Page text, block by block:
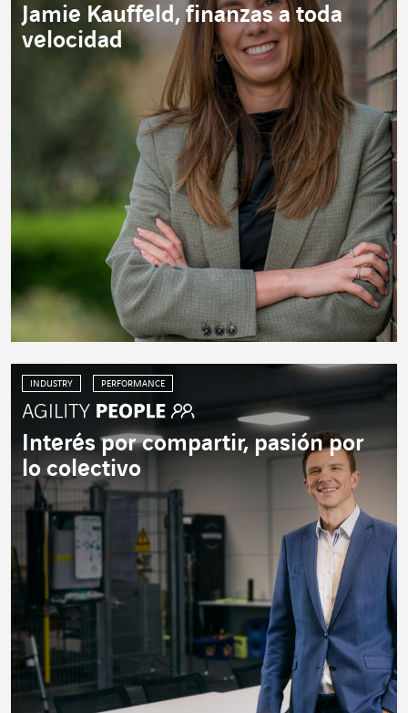
Jamie Kauffeld, finanzas a toda
velocidad
INDUSTRY PERFORMANCE
Interés por compartir, pasión por
lo colectivo